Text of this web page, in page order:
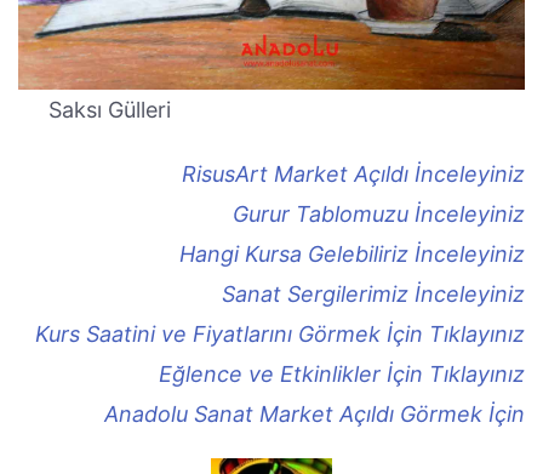
Saksı Gülleri
RisusArt Market Açıldı İnceleyiniz
Gurur Tablomuzu İnceleyiniz
Hangi Kursa Gelebiliriz İnceleyiniz
Sanat Sergilerimiz İnceleyiniz
Kurs Saatini ve Fiyatlarını Görmek İçin Tıklayınız
Eğlence ve Etkinlikler İçin Tıklayınız
Anadolu Sanat Market Açıldı Görmek İçin